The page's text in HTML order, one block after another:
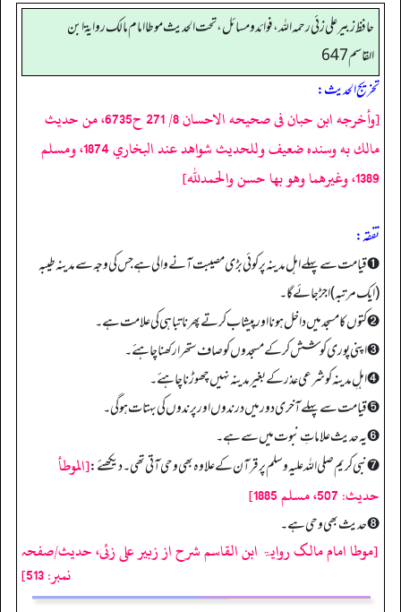
حافظ زبير على زئي رحمه الله، فوائد و مسائل، تحت الحديث موطا امام مالك رواية ابن
القاسم 647
تخریج الحدیث:
[وأخرجه ابن حبان فى صحيحه الاحسان 8/ 271 ح6735، من حديث
مالك به وسنده ضعيف وللحديث شواهد عند البخاري 1874، ومسلم
1389، وغيرهما وهو بها حسن والحمدلله]
تفقه:
➊ قیامت سے پہلے اہل مدینہ پر کوئی بڑی مصیبت آنے والی ہے جس کی وجہ سے مدینہ طیبہ
(ایک مرتبہ) اجڑ جائے گا۔
➋ کتوں کا مسجد میں داخل ہونا اور پیشاب کرتے پھرنا تباہی کی علامت ہے۔
➌ اپنی پوری کوشش کرکے مسجدوں کو صاف ستھرا رکھنا چاہئے۔
➍ اہلِ مدینہ کو شرعی عذر کے بغیر مدینہ نہیں چھوڑنا چاہئے۔
➎ قیامت سے پہلے آخری دور میں درندوں اور پرندوں کی بہتات ہو گی۔
➏ یہ حدیث علاماتِ نبوت میں سے ہے۔
➐ نبی کریم صلی اللہ علیہ وسلم پر قرآن کے علاوہ بھی وحی آتی تھی۔ دیکھئے:[الموطأ
حديث: 507، مسلم 1885]
➑ حدیث بھی وحی ہے۔
[موطا امام مالک روایۃ ابن القاسم شرح از زبیر علی زئی، حدیث/صفحہ
نمبر: 513]